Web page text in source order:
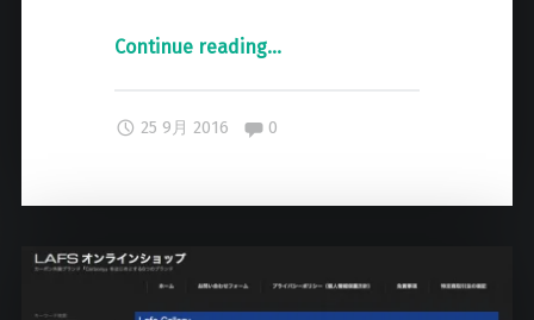
Continue reading"
-
6
モ
…
25 9月 2016 Comments:
0